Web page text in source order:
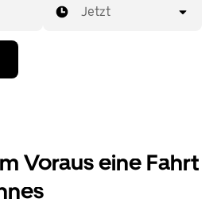
Jetzt
Voraus eine Fahrt